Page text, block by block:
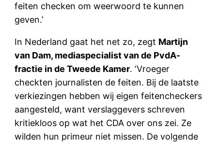
feiten checken om weerwoord te kunnen
geven.’
In Nederland gaat het net zo, zegt Martijn
van Dam, mediaspecialist van de PvdA-
fractie in de Tweede Kamer. ‘Vroeger
checkten journalisten de feiten. Bij de laatste
verkiezingen hebben wij eigen feitencheckers
aangesteld, want verslaggevers schreven
kritiekloos op wat het CDA over ons zei. Ze
wilden hun primeur niet missen. De volgende